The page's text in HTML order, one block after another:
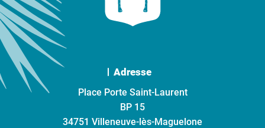
Adresse
Place Porte Saint-Laurent
BP 15
34751 Villeneuve-lès-Maguelone